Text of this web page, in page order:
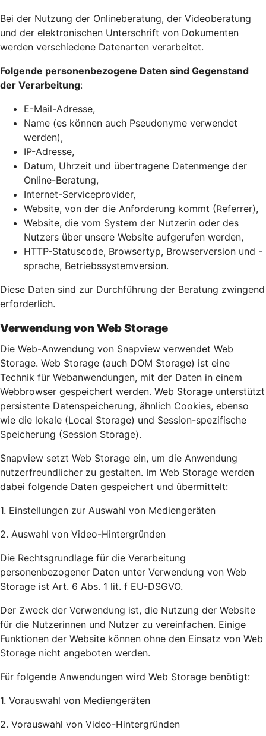
Bei der Nutzung der Onlineberatung, der Videoberatung
und der elektronischen Unterschrift von Dokumenten
werden verschiedene Datenarten verarbeitet.
Folgende personenbezogene Daten sind Gegenstand
der Verarbeitung:
E-Mail-Adresse,
Name (es können auch Pseudonyme verwendet
werden),
IP-Adresse,
Datum, Uhrzeit und übertragene Datenmenge der
Online-Beratung,
Internet-Serviceprovider,
Website, von der die Anforderung kommt (Referrer),
Website, die vom System der Nutzerin oder des
Nutzers über unsere Website aufgerufen werden,
HTTP-Statuscode, Browsertyp, Browserversion und -
sprache, Betriebssystemversion.
Diese Daten sind zur Durchführung der Beratung zwingend
erforderlich.
Verwendung von Web Storage
Die Web-Anwendung von Snapview verwendet Web
Storage. Web Storage (auch DOM Storage) ist eine
Technik für Webanwendungen, mit der Daten in einem
Webbrowser gespeichert werden. Web Storage unterstützt
persistente Datenspeicherung, ähnlich Cookies, ebenso
wie die lokale (Local Storage) und Session-spezifische
Speicherung (Session Storage).
Snapview setzt Web Storage ein, um die Anwendung
nutzerfreundlicher zu gestalten. Im Web Storage werden
dabei folgende Daten gespeichert und übermittelt:
1. Einstellungen zur Auswahl von Mediengeräten
2. Auswahl von Video-Hintergründen
Die Rechtsgrundlage für die Verarbeitung
personenbezogener Daten unter Verwendung von Web
Storage ist Art. 6 Abs. 1 lit. f EU-DSGVO.
Der Zweck der Verwendung ist, die Nutzung der Website
für die Nutzerinnen und Nutzer zu vereinfachen. Einige
Funktionen der Website können ohne den Einsatz von Web
Storage nicht angeboten werden.
Für folgende Anwendungen wird Web Storage benötigt:
1. Vorauswahl von Mediengeräten
2. Vorauswahl von Video-Hintergründen